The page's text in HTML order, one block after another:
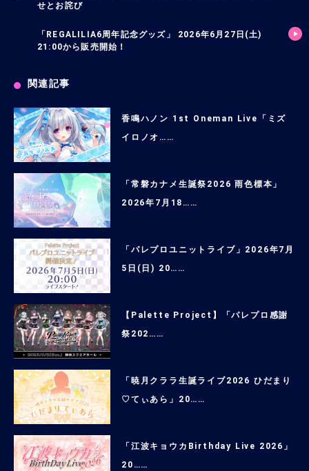
せとお詫び
「REGALILIA6周年記念グッズ」 2026年6月27日(土)
21:00から販売開始！
関連記事
香鳴ハノン 1st Oneman Live「ミズ
イロノオ……
「常磐カナメ生誕祭2026 雨色標本」
2026年7月18……
「パレプロユニットライブ」2026年7月
5日(日) 20……
【Palette Project】「パレプロ感謝
祭202……
「暁月クララ生誕ライブ2026 ひだまり
♡てぃあら」20……
「江波キョウカBirthday Live 2026」
20……